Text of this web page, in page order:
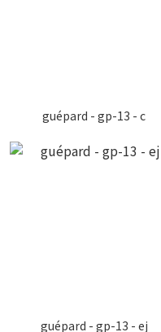
guépard - gp-13 - c
guépard - gp-13 - ej